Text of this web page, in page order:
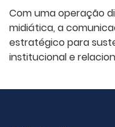
Com uma operação
midiática, a
estratégico para
institucional e